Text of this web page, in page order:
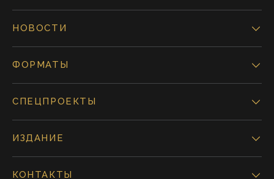
НОВОСТИ
ФОРМАТЫ
СПЕЦПРОЕКТЫ
ИЗДАНИЕ
КОНТАКТЫ